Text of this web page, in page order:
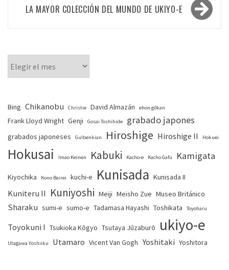
entradas
LA MAYOR COLECCIÓN DEL MUNDO DE UKIYO-E
Bing Chikanobu Christie David Almazán ehon gōkan
Frank Lloyd Wright Genji Gosai Toshihide grabado japones
grabados japoneses Gulbenkian Hiroshige Hiroshige II Hokuei
Hokusai Imao Keinen Kabuki Kacho-e Kacho Gafu Kamigata
Kiyochika Kono Bairei kuchi-e Kunisada Kunisada II
Kuniteru II Kuniyoshi Meiji Meisho Zue Museo Británico
Sharaku sumi-e sumo-e Tadamasa Hayashi Toshikata Toyoharu
Toyokuni I Tsukioka Kōgyo Tsutaya Jūzaburō ukiyo-e
Utagawa Yoshiiku Utamaro Vicent Van Gogh Yoshitaki Yoshitora